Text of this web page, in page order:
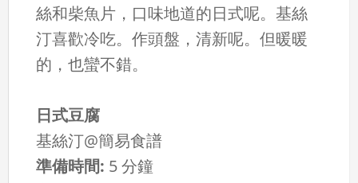
絲和柴魚片，口味地道的日式呢。基絲
汀喜歡冷吃。作頭盤，清新呢。但暖暖
的，也蠻不錯。
日式豆腐
基絲汀@簡易食譜
準備時間: 5 分鐘